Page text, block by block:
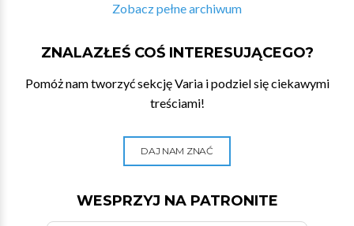
Zobacz pełne archiwum
ZNALAZŁEŚ COŚ INTERESUJĄCEGO?
Pomóż nam tworzyć sekcję Varia i podziel się ciekawymi
treściami!
DAJ NAM ZNAĆ
WESPRZYJ NA PATRONITE